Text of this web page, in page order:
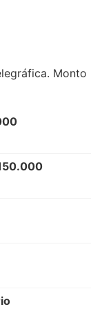
Monto